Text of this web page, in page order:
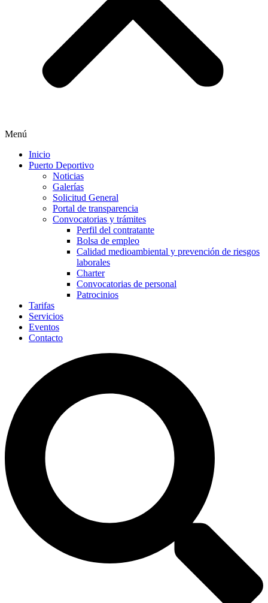
Menú
Inicio
Puerto Deportivo
Noticias
Galerías
Solicitud General
Portal de transparencia
Convocatorias y trámites
Perfil del contratante
Bolsa de empleo
Calidad medioambiental y prevención de riesgos
laborales
Charter
Convocatorias de personal
Patrocinios
Tarifas
Servicios
Eventos
Contacto